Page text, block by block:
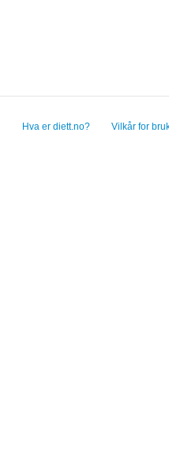
Hva er diett.no? Vilkår for